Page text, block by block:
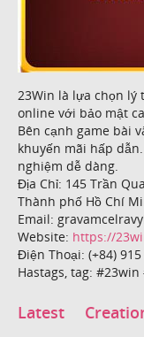
23Win là lựa chọn lý
online với bảo mật
Bên cạnh game bài
khuyến mãi hấp
nghiệm dễ dàng.
Địa Chỉ: 145 Trần
Thành phố Hồ Chí
Email:
Website: https://
Điện Thoại: (+84)
Hastags, tag:
Latest